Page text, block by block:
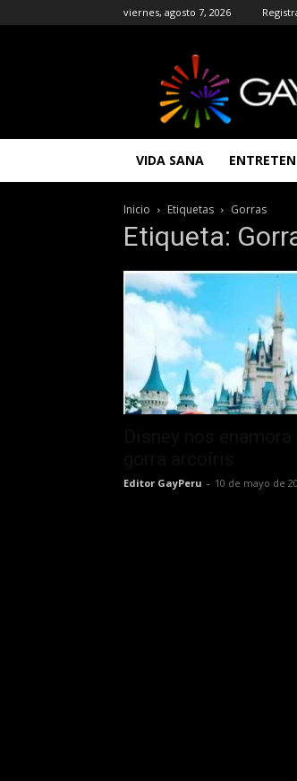
viernes, agosto 7, 2026
|
Gay
VIDA SANA
Inicio Etiquetas Gorras
Etiqueta:
Editor GayPeru - 10 de mayo de